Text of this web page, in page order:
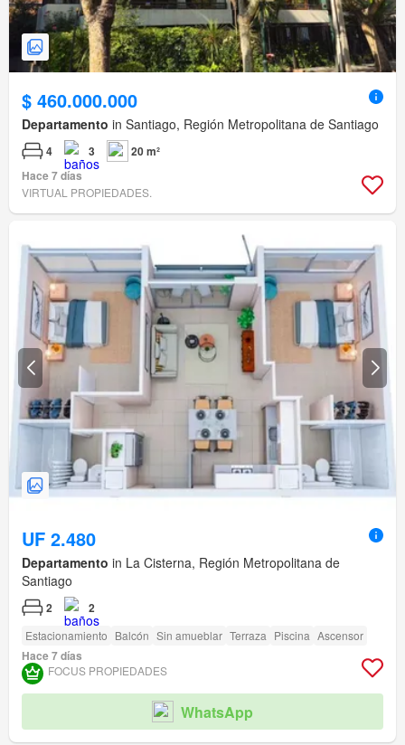
$ 460.000.000
Departamento in Santiago, Región Metropolitana de Santiago
4 3
20 m²
Hace 7 días
VIRTUAL PROPIEDADES.
UF 2.480
Departamento in La Cisterna, Región Metropolitana de
Santiago
2 2
Estacionamiento Balcón Sin amueblar Terraza Piscina Ascensor
Hace 7 días
FOCUS PROPIEDADES
WhatsApp